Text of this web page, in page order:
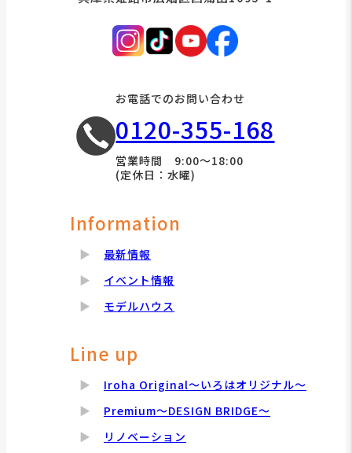
お電話でのお問い合わせ
0120-355-168
営業時間 9:00～18:00
(定休日：水曜)
Information
最新情報
イベント情報
モデルハウス
Line up
Iroha Original～いろはオリジナル～
Premium～DESIGN BRIDGE～
リノベーション